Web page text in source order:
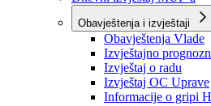
Javni pozivi
Javne nabavke
Dnevni izvještaj MUP-a
Obavještenja i izvještaji
Obavještenja Vlade
Izvještajno